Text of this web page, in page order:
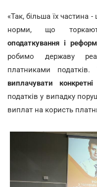
«Так, більша їх частина
норми, що
оподаткування і
робимо державу
платниками податків.
виплачувати
податків у випадку
виплат на користь